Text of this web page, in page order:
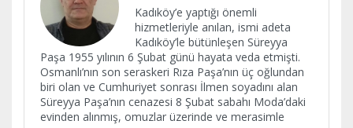
Kadıköy’e yaptığı önemli
hizmetleriyle anılan, ismi adeta
Kadıköy’le bütünleşen Süreyya
Paşa 1955 yılının 6 Şubat günü hayata veda etmişti.
Osmanlı’nın son seraskeri Rıza Paşa’nın üç oğlundan
biri olan ve Cumhuriyet sonrası İlmen soyadını alan
Süreyya Paşa’nın cenazesi 8 Şubat sabahı Moda’daki
evinden alınmış, omuzlar üzerinde ve merasimle